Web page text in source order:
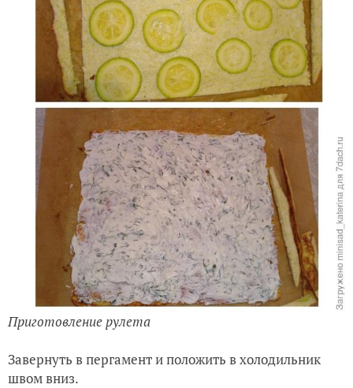
Приготовление рулета
Завернуть в пергамент и положить в холодильник
швом вниз.